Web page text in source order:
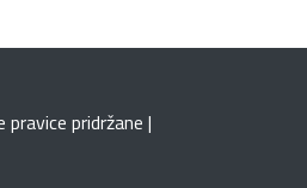
pridržane |